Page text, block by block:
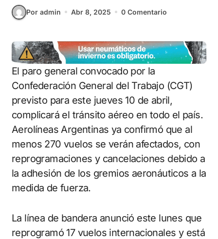
Por admin Abr 8, 2025 0 Comentario
El paro general convocado por la
Confederación General del Trabajo (CGT)
previsto para este jueves 10 de abril,
complicará el tránsito aéreo en todo el país.
Aerolíneas Argentinas ya confirmó que al
menos 270 vuelos se verán afectados, con
reprogramaciones y cancelaciones debido a
la adhesión de los gremios aeronáuticos a la
medida de fuerza.
La línea de bandera anunció este lunes que
reprogramó 17 vuelos internacionales y está